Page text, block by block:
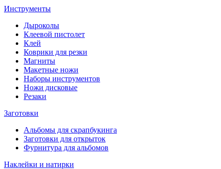
Инструменты
Дыроколы
Клеевой пистолет
Клей
Коврики для резки
Магниты
Макетные ножи
Наборы инструментов
Ножи дисковые
Резаки
Заготовки
Альбомы для скрапбукинга
Заготовки для открыток
Фурнитура для альбомов
Наклейки и натирки